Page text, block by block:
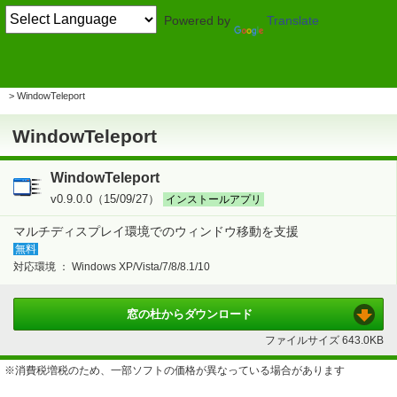
Powered by Translate
WindowTeleport
WindowTeleport
WindowTeleport
v0.9.0.0（15/09/27） インストールアプリ
マルチディスプレイ環境でのウィンドウ移動を支援
無料
対応環境 ： Windows XP/Vista/7/8/8.1/10
窓の杜からダウンロード
ファイルサイズ643.0KB
※消費税増税のため、一部ソフトの価格が異なっている場合があります